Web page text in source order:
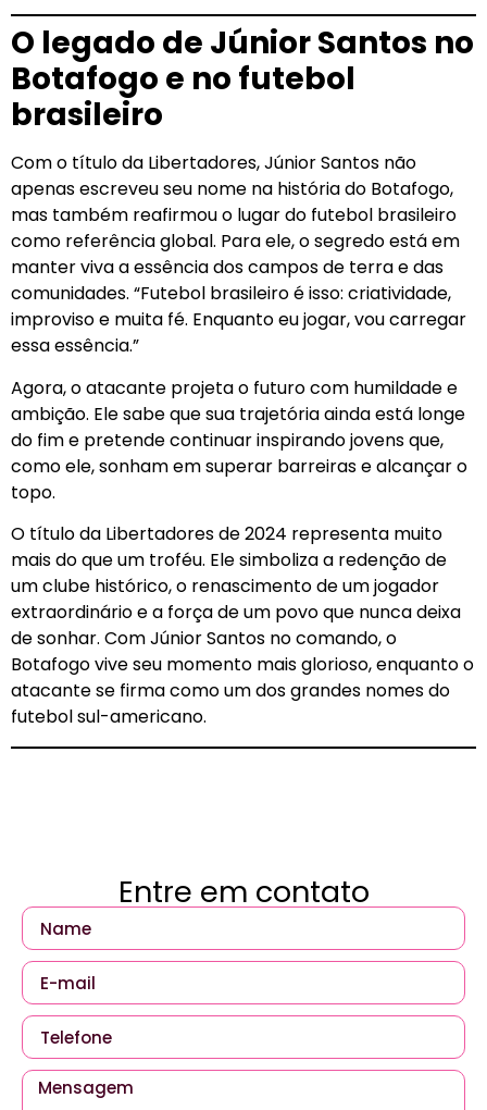
O legado de Júnior Santos no
Botafogo e no futebol
brasileiro
Com o título da Libertadores, Júnior Santos não
apenas escreveu seu nome na história do Botafogo,
mas também reafirmou o lugar do futebol brasileiro
como referência global. Para ele, o segredo está em
manter viva a essência dos campos de terra e das
comunidades. “Futebol brasileiro é isso: criatividade,
improviso e muita fé. Enquanto eu jogar, vou carregar
essa essência.”
Agora, o atacante projeta o futuro com humildade e
ambição. Ele sabe que sua trajetória ainda está longe
do fim e pretende continuar inspirando jovens que,
como ele, sonham em superar barreiras e alcançar o
topo.
O título da Libertadores de 2024 representa muito
mais do que um troféu. Ele simboliza a redenção de
um clube histórico, o renascimento de um jogador
extraordinário e a força de um povo que nunca deixa
de sonhar. Com Júnior Santos no comando, o
Botafogo vive seu momento mais glorioso, enquanto o
atacante se firma como um dos grandes nomes do
futebol sul-americano.
Entre em contato